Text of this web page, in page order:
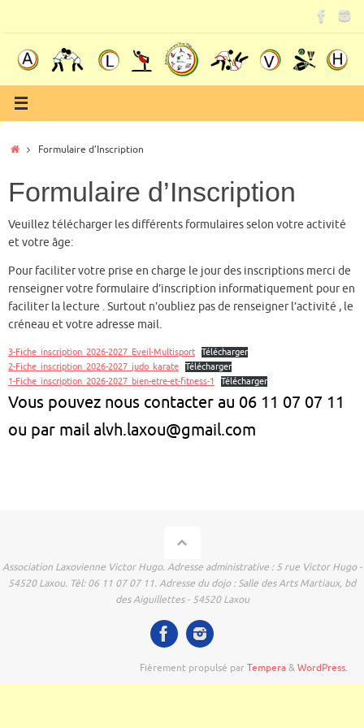
AccueilFormulaire d’Inscription
Formulaire d’Inscription
Veuillez télécharger les différents formulaires selon votre activité
et votre âge:
Pour faciliter votre prise en charge le jour des inscriptions merci de
renseigner votre formulaire d’inscription informatiquement pour en
faciliter la lecture . Surtout n’oubliez pas de renseigner l’activité , le
créneau et votre adresse mail.
3-Fiche_inscription_2026-2027_Eveil-Multisport
Télécharger
2-Fiche_inscription_2026-2027_judo_karate
Télécharger
1-Fiche_inscription_2026-2027_bien-etre-et-fitness-1
Télécharger
Vous pouvez nous contacter au 06 11 07 07 11
ou par mail alvh.laxou@gmail.com
Association Laxovienne Victor Hugo. Adresse administrative : 5 rue Victor Hugo -
54520 Laxou. Tèl: 06 11 07 07 11. Adresse du dojo : Salle des Arts Martiaux, bd
des Aiguillettes - 54520 Laxou
Fièrement propulsé parTempera&WordPress.